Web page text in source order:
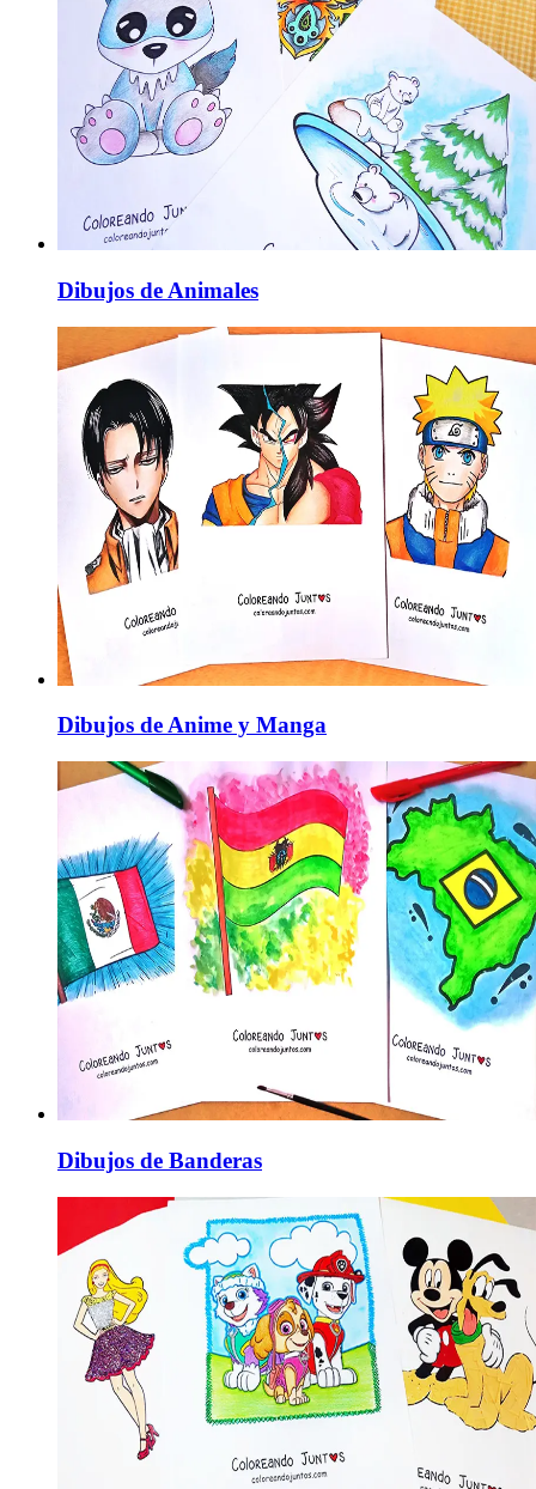
Dibujos de Animales
Dibujos de Anime y Manga
Dibujos de Banderas